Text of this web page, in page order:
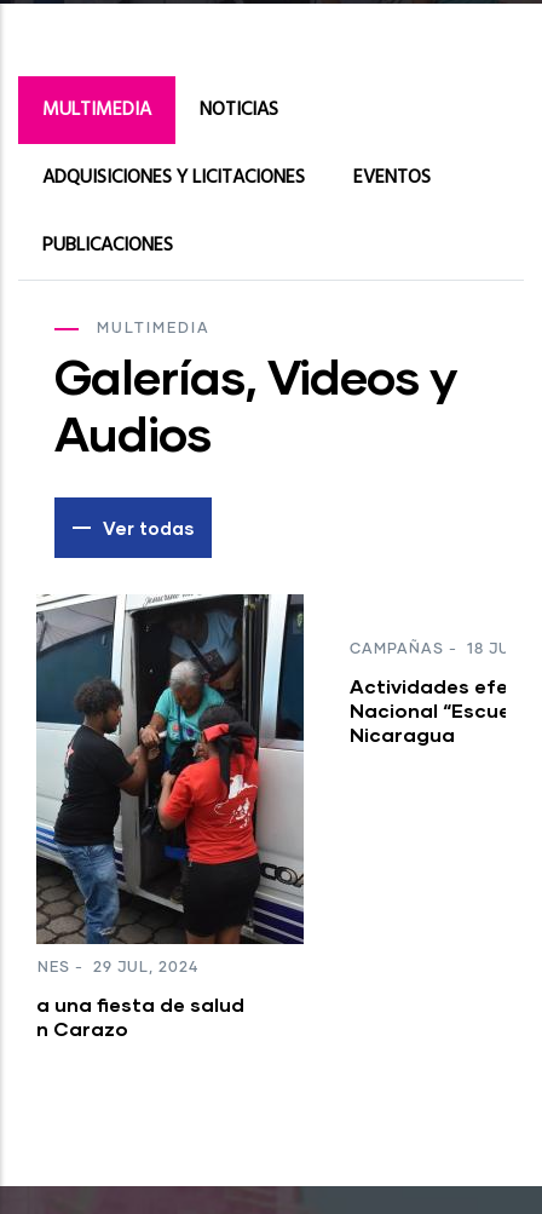
MULTIMEDIA NOTICIAS
ADQUISICIONES Y LICITACIONES EVENTOS
PUBLICACIONES
MULTIMEDIA
Galerías, Videos y
Audios
Ver todas
CAMPAÑAS - 18 JUL, 2024
Actividades efectuadas por el Plan
Nacional “Escuelas Saludables” en